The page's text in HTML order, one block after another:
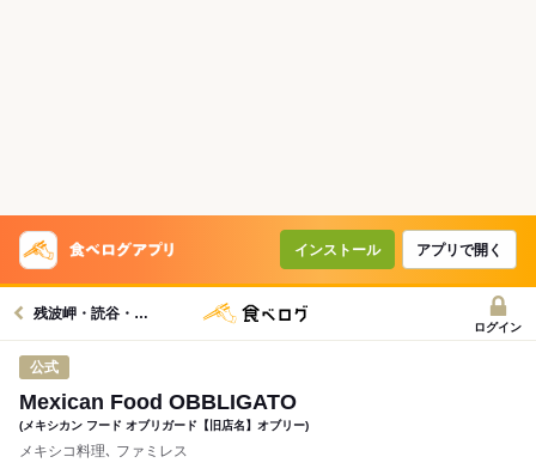
インストール アプリで開く
残波岬・読谷・北谷グルメへ
ログイン
公式
Mexican Food OBBLIGATO
(メキシカン フード オブリガード【旧店名】オブリー)
メキシコ料理､ ファミレス